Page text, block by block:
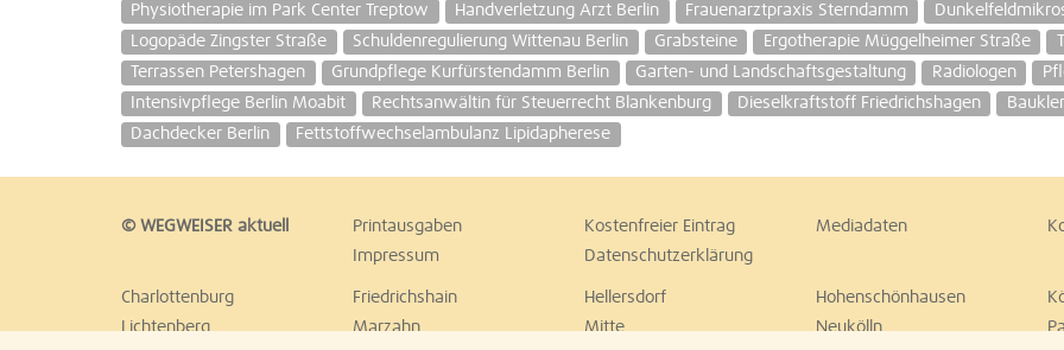
Physiotherapie im Park Center Treptow
Handverletzung Arzt Berlin Frauenarztpraxis Sterndamm
Logopäde Zingster Straße
Schuldenregulierung Wittenau Berlin Grabsteine Ergotherapie Müggelheimer Straße
Terrassen Petershagen
Grundpflege Kurfürstendamm Berlin Garten- und Landschaftsgestaltung Radiologen
Intensivpflege Berlin Moabit
Rechtsanwältin für Steuerrecht Blankenburg Dieselkraftstoff Friedrichshagen
Dachdecker Berlin
Fettstoffwechselambulanz Lipidapherese
© WEGWEISER aktuell Printausgaben Kostenfreier Eintrag Mediadaten
Impressum
Datenschutzerklärung
Charlottenburg Friedrichshain Hellersdorf Hohenschönhausen
Lichtenberg
Marzahn Mitte Neukölln